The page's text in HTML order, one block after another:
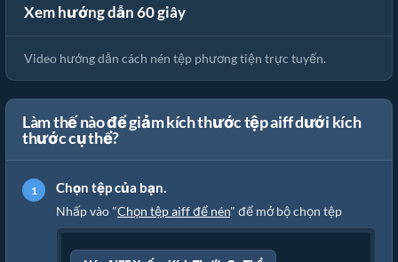
Xem hướng dẫn 60 giây
🎵 Cách Nén Tệp Phương Tiện Trực Tuyến Miễn Phí
Video hướng dẫn cách nén tệp phương tiện trực tuyến.
Làm thế nào để giảm kích thước tệp aiff dưới kích
thước cụ thể?
Chọn tệp của bạn.
Nhấp vào "Chọn tệp aiff để nén" để mở bộ chọn tệp